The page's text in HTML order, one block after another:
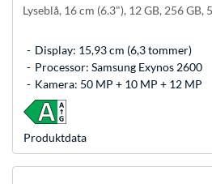
Lyseblå, 16 cm (6.3"), 12 GB, 256
Display: 15,93 cm (6,3 tommer)
Processor: Samsung Exynos 2600
Kamera: 50 MP + 10 MP + 12 MP
Produkt­data